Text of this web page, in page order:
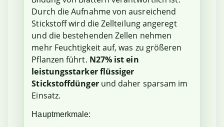
Durch die Aufnahme von ausreichend
Stickstoff wird die Zellteilung angeregt
und die bestehenden Zellen nehmen
mehr Feuchtigkeit auf, was zu größeren
Pflanzen führt. N27% ist ein
leistungsstarker flüssiger
Stickstoffdüngerund daher sparsam im
Einsatz.
Hauptmerkmale: